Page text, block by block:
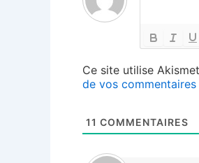
Ce site utilise
de vos
11 COMMENTAIRES